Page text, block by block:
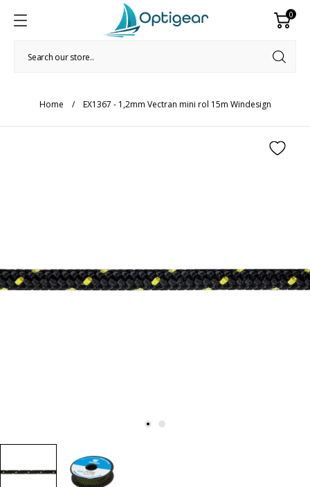
0
Home EX1367 - 1,2mm Vectran mini rol 15m Windesign